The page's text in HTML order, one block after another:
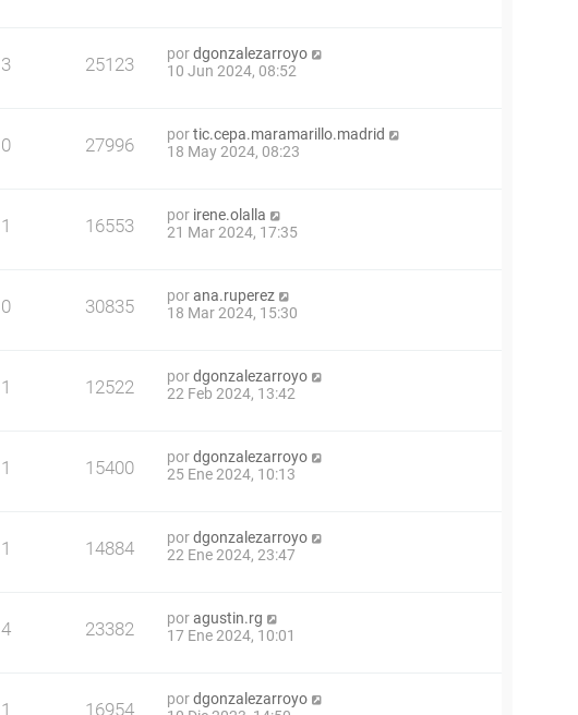
3 25123 pordgonzalezarroyo
10 Jun 2024, 08:52
0 27996 portic.cepa.maramarillo.madrid
18 May 2024, 08:23
1 16553 por irene.olalla
21 Mar 2024, 17:35
0 30835 porana.ruperez
18 Mar 2024, 15:30
1 12522 pordgonzalezarroyo
22 Feb 2024, 13:42
1 15400 pordgonzalezarroyo
25 Ene 2024, 10:13
1 14884 pordgonzalezarroyo
22 Ene 2024, 23:47
4 23382 poragustin.rg
17 Ene 2024, 10:01
1 16954 pordgonzalezarroyo